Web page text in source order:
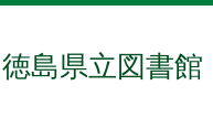
徳島県立図書